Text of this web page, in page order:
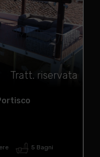
Tratt. riservata
5 Bagni